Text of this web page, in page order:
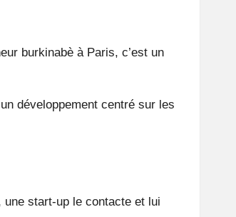
burkinabè à Paris, c’est un
développement centré sur les
une start-up le contacte et lui